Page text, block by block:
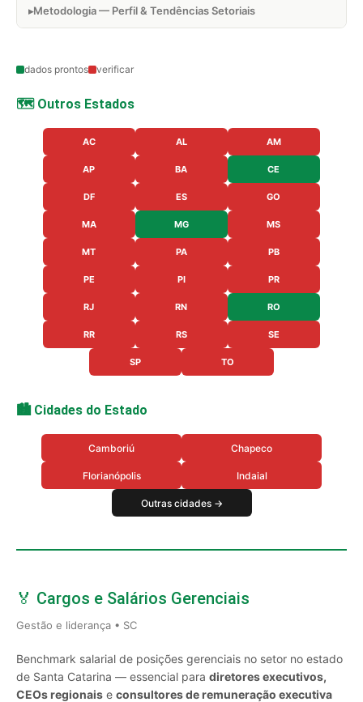
Metodologia — Perfil & Tendências Setoriais
dados prontos verificar
🗺️ Outros Estados
AC AL AM
AP BA CE
DF ES GO
MA MG MS
MT PA PB
PE PI PR
RJ RN RO
RR RS SE
SP TO
🏙️ Cidades do Estado
Camboriú Chapeco
Florianópolis Indaial
Outras cidades →
🏅 Cargos e Salários Gerenciais
Gestão e liderança • SC
Benchmark salarial de posições gerenciais no setor no estado
de Santa Catarina — essencial para diretores executivos,
CEOs regionais e consultores de remuneração executiva